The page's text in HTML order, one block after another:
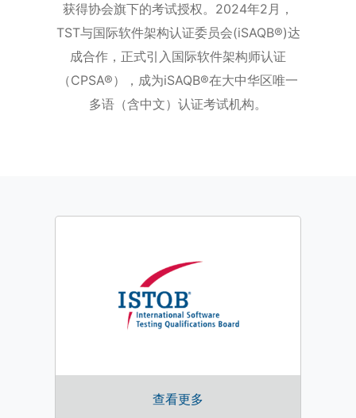
获得协会旗下的考试授权。 2024年2月，
TST与国际软件架构认证委员会(iSAQB®)达
成合作，正式引入国际软件架构师认证
（CPSA®），成为iSAQB®在大中华区唯一
多语（含中文）认证考试机构。
查看更多